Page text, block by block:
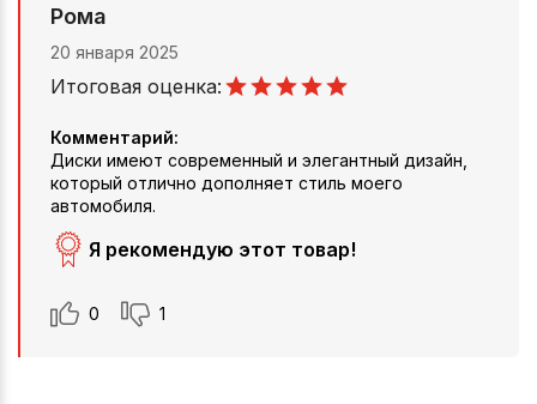
Рома
20 января 2025
Итоговая оценка:
Комментарий:
Диски имеют современный и элегантный дизайн,
который отлично дополняет стиль моего
автомобиля.
Я рекомендую этот товар!
0 1